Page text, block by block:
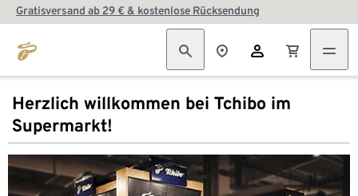
Gratisversand ab 29 € & kostenlose Rücksendung
Herzlich willkommen bei Tchibo im
Supermarkt!